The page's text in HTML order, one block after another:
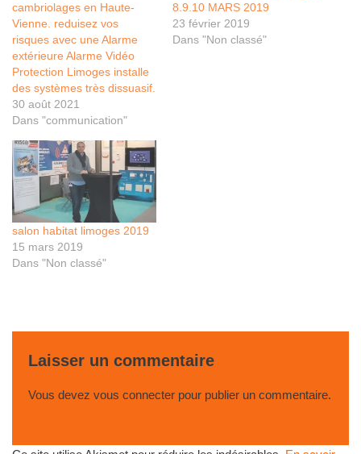
cambriolages en Haute-
Vienne. reduisez vos
risques avec une Alarme
extérieure Alarme Vidéo
Protection Limoges installe
des systèmes très dissuasif.
30 août 2021
Dans "communication"
8.9.10 MARS 2019
23 février 2019
Dans "Non classé"
salon habitat limoges 2019
15 mars 2019
Dans "Non classé"
Laisser un commentaire
Vous devez vous connecter pour publier un commentaire.